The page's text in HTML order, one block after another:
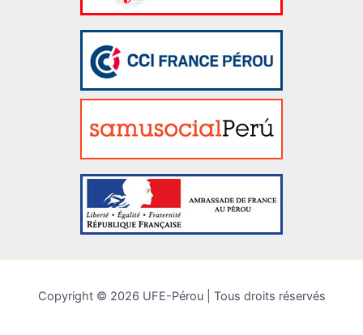
Copyright © 2026 UFE-Pérou | Tous droits réservés